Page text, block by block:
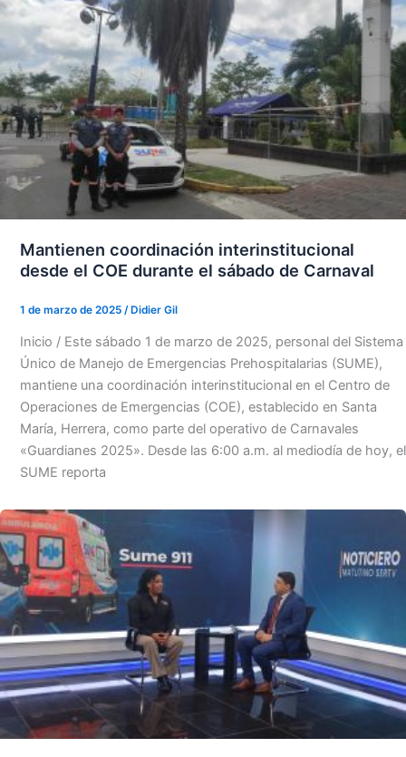
Mantienen coordinación interinstitucional
desde el COE durante el sábado de Carnaval
1 de marzo de 2025 / Didier Gil
Inicio / Este sábado 1 de marzo de 2025, personal del Sistema
Único de Manejo de Emergencias Prehospitalarias (SUME),
mantiene una coordinación interinstitucional en el Centro de
Operaciones de Emergencias (COE), establecido en Santa
María, Herrera, como parte del operativo de Carnavales
«Guardianes 2025». Desde las 6:00 a.m. al mediodía de hoy, el
SUME reporta